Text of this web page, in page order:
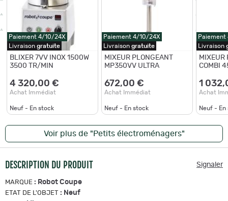
Paiement 4/10/24X
Livraison gratuite
BLIXER 7VV INOX 1500W
3500 TR/MIN
4 320,00 €
Achat Immédiat
Neuf - En stock
Paiement 4/10/24X
Livraison gratuite
MIXEUR PLONGEANT
MP350VV ULTRA
672,00 €
Achat Immédiat
Neuf - En stock
Livraison
MIXEUR
COMBI
1
Achat
Neuf - En
Voir plus de "Petits électroménagers"
DESCRIPTION DU PRODUIT Signaler
MARQUE : Robot Coupe
ETAT DE L'OBJET : Neuf